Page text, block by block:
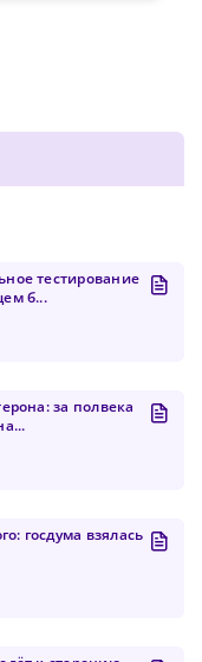
тестирование
б...
за полвека
госдума взялась